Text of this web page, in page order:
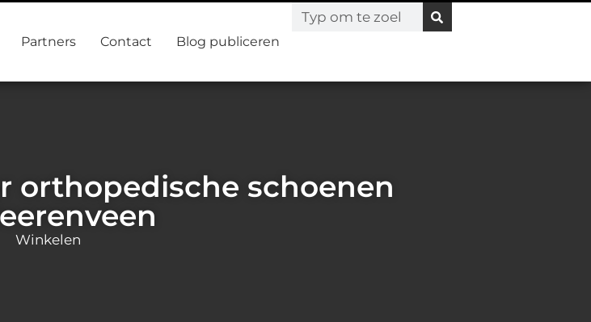
Partners Contact Blog publiceren
orthopedische schoenen
Winkelen